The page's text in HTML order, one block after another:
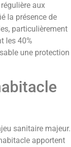
aux
la présence de
particulièrement
les 40%
une protection
sanitaire majeur.
apportent